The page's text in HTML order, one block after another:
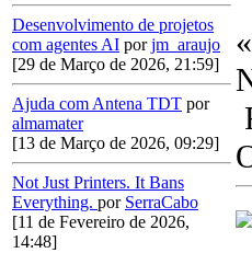
Desenvolvimento de projetos
com agentes AI porjm_araujo
[29 de Março de 2026, 21:59]
Ajuda com Antena TDT por
almamater
[13 de Março de 2026, 09:29]
Not Just Printers. It Bans
Everything. por SerraCabo
[11 de Fevereiro de 2026,
14:48]
«